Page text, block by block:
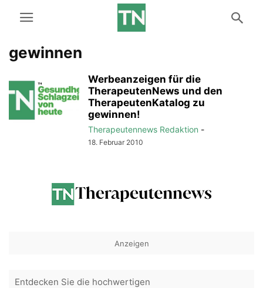
gewinnen
Werbeanzeigen für die
TherapeutenNews und den
TherapeutenKatalog zu
gewinnen!
Therapeutennews Redaktion -
18. Februar 2010
Anzeigen
Entdecken Sie die hochwertigen